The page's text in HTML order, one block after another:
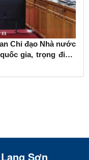
Chỉ đạo Nhà nước
gia, trọng điểm
Sơn